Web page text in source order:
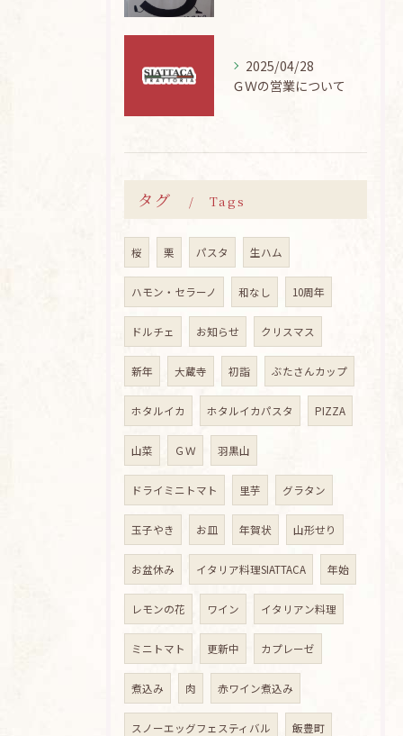
2025/04/28
ＧＷの営業について
タグ Tags
桜 栗 パスタ 生ハム
ハモン・セラーノ 和なし 10周年
ドルチェ お知らせ クリスマス
新年 大蔵寺 初詣 ぶたさんカップ
ホタルイカ ホタルイカパスタ PIZZA
山菜 ＧＷ 羽黒山
ドライミニトマト 里芋 グラタン
玉子やき お皿 年賀状 山形せり
お盆休み イタリア料理SIATTACA 年始
レモンの花 ワイン イタリアン料理
ミニトマト 更新中 カプレーゼ
煮込み 肉 赤ワイン煮込み
スノーエッグフェスティバル 飯豊町